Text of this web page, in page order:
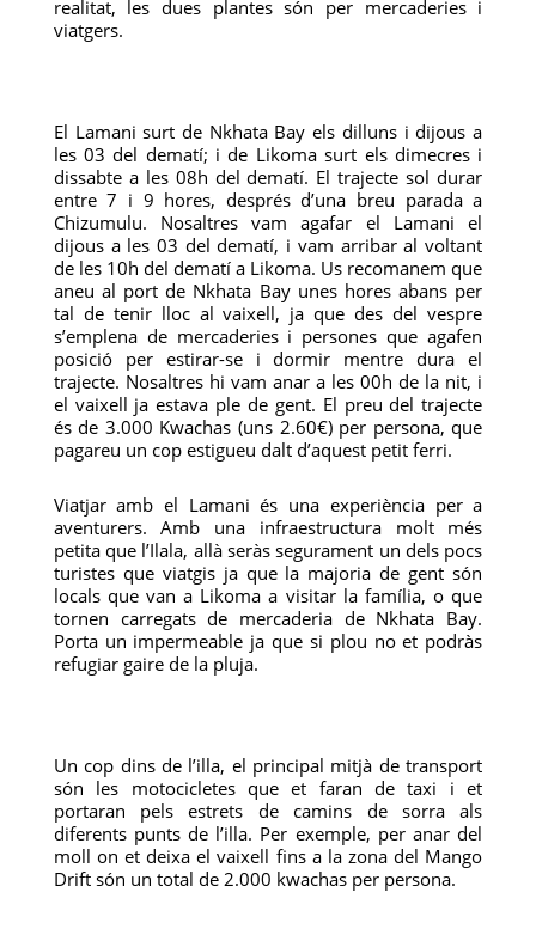
realitat, les dues plantes són per mercaderies i
viatgers.
El Lamani surt de Nkhata Bay els dilluns i dijous a
les 03 del dematí; i de Likoma surt els dimecres i
dissabte a les 08h del dematí. El trajecte sol durar
entre 7 i 9 hores, després d’una breu parada a
Chizumulu. Nosaltres vam agafar el Lamani el
dijous a les 03 del dematí, i vam arribar al voltant
de les 10h del dematí a Likoma. Us recomanem que
aneu al port de Nkhata Bay unes hores abans per
tal de tenir lloc al vaixell, ja que des del vespre
s’emplena de mercaderies i persones que agafen
posició per estirar-se i dormir mentre dura el
trajecte. Nosaltres hi vam anar a les 00h de la nit, i
el vaixell ja estava ple de gent. El preu del trajecte
és de 3.000 Kwachas (uns 2.60€) per persona, que
pagareu un cop estigueu dalt d’aquest petit ferri.
Viatjar amb el Lamani és una experiència per a
aventurers. Amb una infraestructura molt més
petita que l’Ilala, allà seràs segurament un dels pocs
turistes que viatgis ja que la majoria de gent són
locals que van a Likoma a visitar la família, o que
tornen carregats de mercaderia de Nkhata Bay.
Porta un impermeable ja que si plou no et podràs
refugiar gaire de la pluja.
Un cop dins de l’illa, el principal mitjà de transport
són les motocicletes que et faran de taxi i et
portaran pels estrets de camins de sorra als
diferents punts de l’illa. Per exemple, per anar del
moll on et deixa el vaixell fins a la zona del Mango
Drift són un total de 2.000 kwachas per persona.